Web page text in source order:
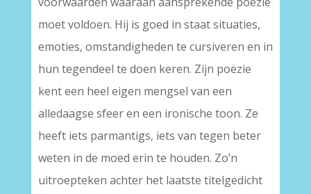
moet voldoen. Hij is goed in staat situaties,
emoties, omstandigheden te cursiveren en in
hun tegendeel te doen keren. Zijn poëzie
kent een heel eigen mengsel van een
alledaagse sfeer en een ironische toon. Ze
heeft iets parmantigs, iets van tegen beter
weten in de moed erin te houden. Zo’n
uitroepteken achter het laatste titelgedicht